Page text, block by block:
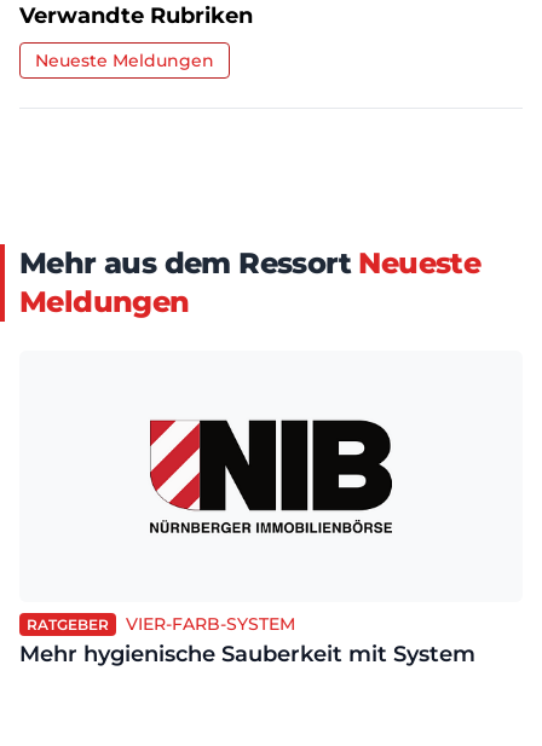
Verwandte Rubriken
Neueste Meldungen
Mehr aus dem Ressort Neueste
Meldungen
RATGEBER VIER-FARB-SYSTEM
Mehr hygienische Sauberkeit mit System